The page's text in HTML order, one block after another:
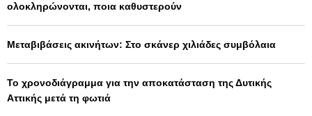
ολοκληρώνονται, ποια καθυστερούν
Μεταβιβάσεις ακινήτων: Στο σκάνερ χιλιάδες συμβόλαια
Το χρονοδιάγραμμα για την αποκατάσταση της Δυτικής
Αττικής μετά τη φωτιά